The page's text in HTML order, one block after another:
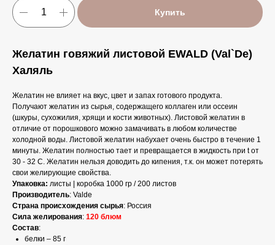
Купить
Желатин говяжий листовой EWALD (Val`De)
Халяль
Желатин не влияет на вкус, цвет и запах готового продукта.
Получают желатин из сырья, содержащего коллаген или оссеин
(шкуры, сухожилия, хрящи и кости животных). Листовой желатин в
отличие от порошкового можно замачивать в любом количестве
холодной воды. Листовой желатин набухает очень быстро в течение 1
минуты. Желатин полностью тает и превращается в жидкость при t от
30 - 32 C. Желатин нельзя доводить до кипения, т.к. он может потерять
свои желирующие свойства.
Упаковка: листы | коробка 1000 гр / 200 листов
Производитель: Valde
Страна происхождения сырья: Россия
Сила желирования: 120 блюм
Состав:
белки – 85 г